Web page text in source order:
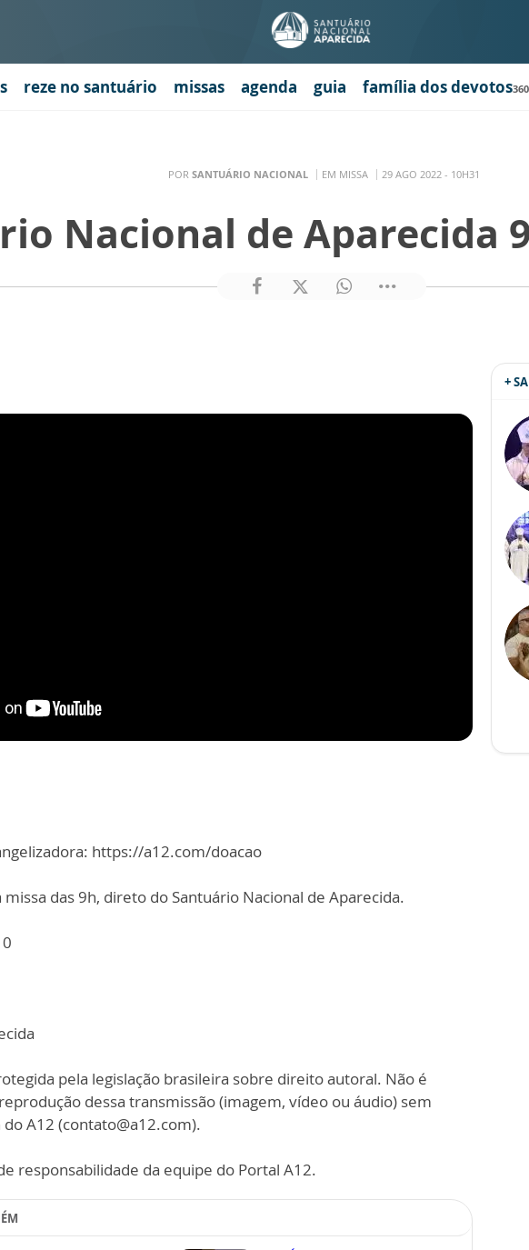
reze no santuário missas agenda guia família dos devotos
POR SANTUÁRIO NACIONAL EM MISSA 29 AGO 2022 - 10H31
Nacional de Aparecida
https://a12.com/doacao
das 9h, direto do Santuário Nacional de Aparecida.
pela legislação brasileira sobre direito autoral. Não é
dessa transmissão (imagem, vídeo ou áudio) sem
A12 (contato@a12.com).
responsabilidade da equipe do Portal A12.
+